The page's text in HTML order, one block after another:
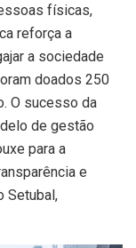
físicas,
reforça a
a sociedade
doados 250
O sucesso da
de gestão
para a
e
Setubal,